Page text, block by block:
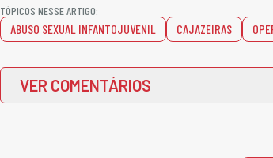
TÓPICOS NESSE ARTIGO:
ABUSO SEXUAL INFANTOJUVENIL CAJAZEIRAS
VER COMENTÁRIOS